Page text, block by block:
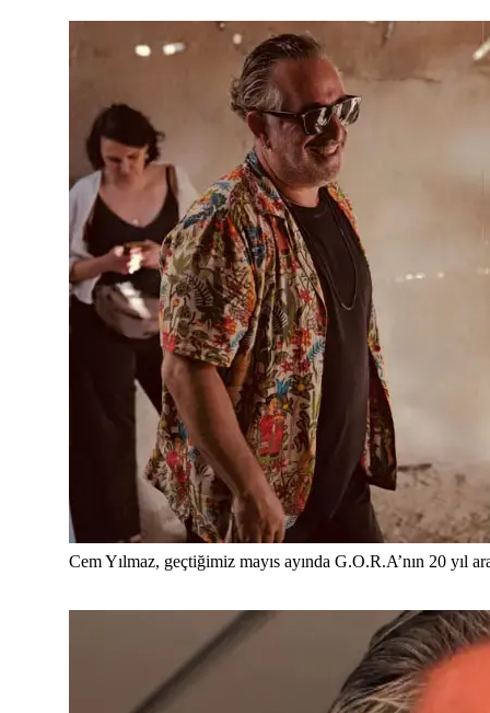
Cem Yılmaz, geçtiğimiz mayıs ayında G.O.R.A’nın 20 yıl